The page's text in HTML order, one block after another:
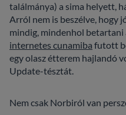
találmánya) a sima helyett,
Arról nem is beszélve, hogy
mindig, mindenhol betartani
internetes cunamiba futott
egy olasz étterem hajlandó
Update-tésztát.
Nem csak Norbiról van